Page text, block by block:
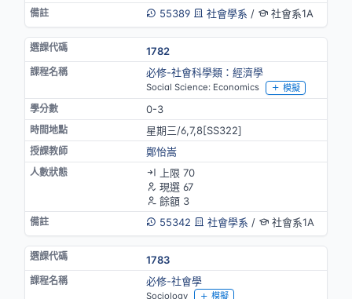
55389
社會學系 / 社會系1A
1782
必修-社會科學類：經濟學
Social Science: Economics 模擬
0-3
星期三/6,7,8[SS322]
鄭怡嵩
上限 70
現選 67
餘額 3
55342
社會學系 / 社會系1A
1783
必修-社會學
Sociology 模擬